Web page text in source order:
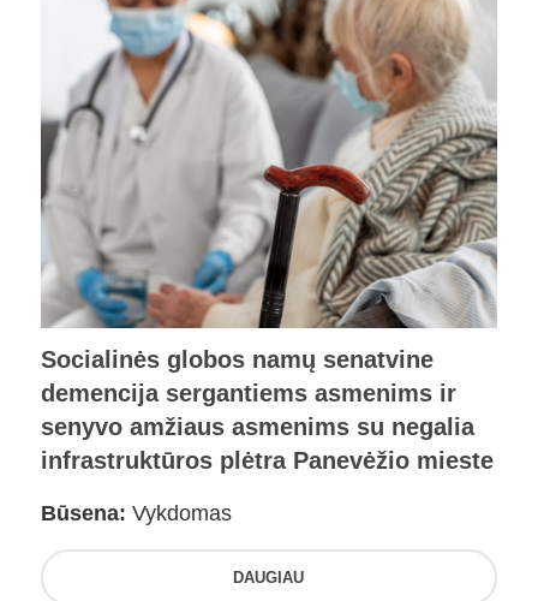
Socialinės globos namų senatvine
demencija sergantiems asmenims ir
senyvo amžiaus asmenims su negalia
infrastruktūros plėtra Panevėžio mieste
Būsena: Vykdomas
DAUGIAU